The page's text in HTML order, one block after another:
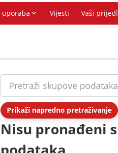
Prikaži napredno pretraživanje
Nisu pronađeni